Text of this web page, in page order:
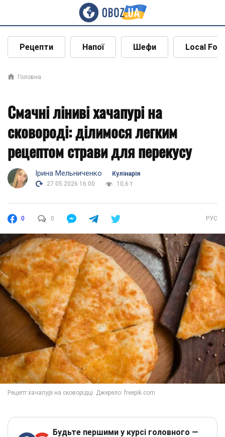
Рецепти Напої Шефи Local
Головна
Смачні ліниві хачапурі на
сковороді: ділимося легким
рецептом страви для перекусу
Ірина Мельниченко
Кулінарія
27.05.2026 16:00
10,6 т.
0 0 РУС
Будьте першими у курсі головного —